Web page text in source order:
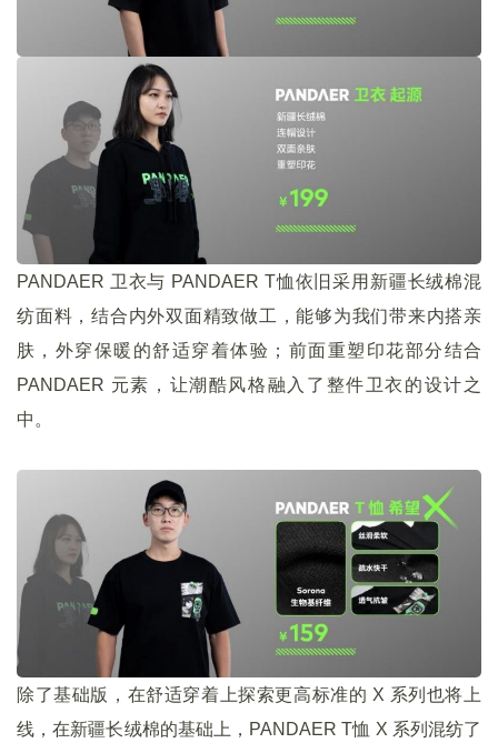
PANDAER 卫衣与 PANDAER T恤依旧采用新疆长绒棉混
纺面料，结合内外双面精致做工，能够为我们带来内搭亲
肤，外穿保暖的舒适穿着体验；前面重塑印花部分结合
PANDAER 元素，让潮酷风格融入了整件卫衣的设计之
中。
除了基础版，在舒适穿着上探索更高标准的 X 系列也将上
线，在新疆长绒棉的基础上，PANDAER T恤 X 系列混纺了